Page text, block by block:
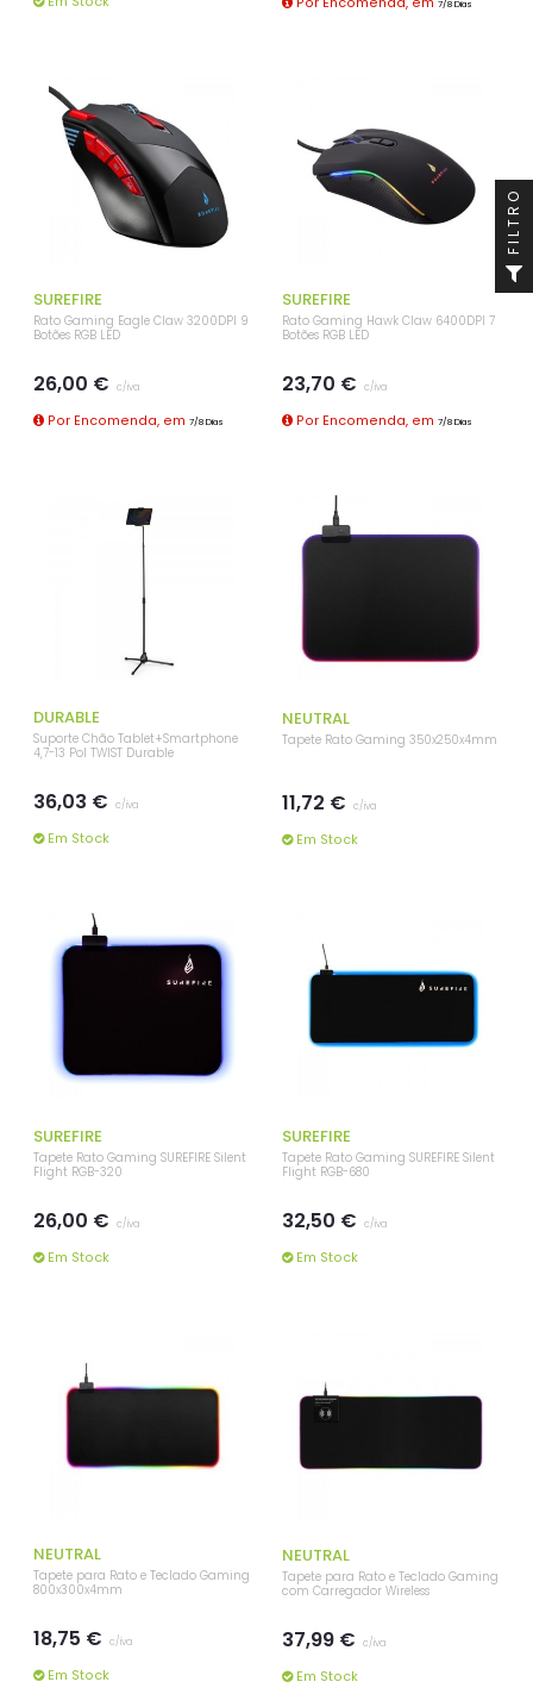
7/8 Dias
SUREFIRE
Rato Gaming Eagle Claw 3200DPI 9
Botões RGB LED
26,00 € c/iva
Por Encomenda, em 7/8 Dias
SUREFIRE
Rato Gaming Hawk Claw 6400DPI 7
Botões RGB LED
23,70 € c/iva
Por Encomenda, em 7/8 Dias
DURABLE
Suporte Chão Tablet+Smartphone
4,7-13 Pol TWIST Durable
36,03 € c/iva
Em Stock
NEUTRAL
Tapete Rato Gaming 350x250x4mm
11,72 € c/iva
Em Stock
SUREFIRE
Tapete Rato Gaming SUREFIRE Silent
Flight RGB-320
26,00 € c/iva
Em Stock
SUREFIRE
Tapete Rato Gaming SUREFIRE Silent
Flight RGB-680
32,50 € c/iva
Em Stock
NEUTRAL
Tapete para Rato e Teclado Gaming
800x300x4mm
18,75 € c/iva
Em Stock
NEUTRAL
Tapete para Rato e Teclado Gaming
com Carregador Wireless
37,99 € c/iva
Em Stock
FILTRO